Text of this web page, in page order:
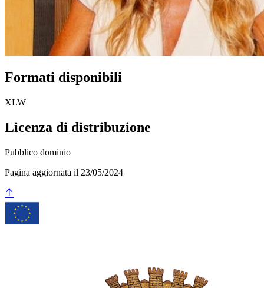
Formati disponibili
XLW
Licenza di distribuzione
Pubblico dominio
Pagina aggiornata il 23/05/2024